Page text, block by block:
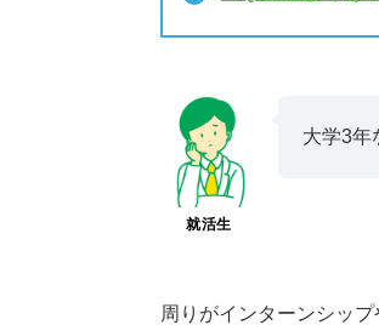
就活生
大学3年
周りがインターンシッ